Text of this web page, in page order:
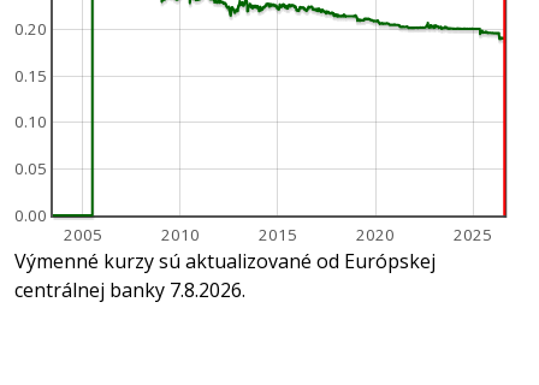
2005 2010 2015 2020 2025
0.00
0.05
0.10
0.15
0.20
Výmenné kurzy sú aktualizované od Európskej
centrálnej banky 7.8.2026.